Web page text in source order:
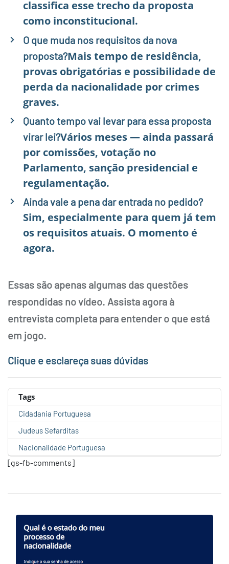
classifica esse trecho da proposta
como inconstitucional.
O que muda nos requisitos da nova
proposta?Mais tempo de residência,
provas obrigatórias e possibilidade de
perda da nacionalidade por crimes
graves.
Quanto tempo vai levar para essa proposta
virar lei?Vários meses — ainda passará
por comissões, votação no
Parlamento, sanção presidencial e
regulamentação.
Ainda vale a pena dar entrada no pedido?
Sim, especialmente para quem já tem
os requisitos atuais. O momento é
agora.
Essas são apenas algumas das questões
respondidas no vídeo. Assista agora à
entrevista completa para entender o que está
em jogo.
Clique e esclareça suas dúvidas
Tags
Cidadania Portuguesa
Judeus Sefarditas
Nacionalidade Portuguesa
[gs-fb-comments]